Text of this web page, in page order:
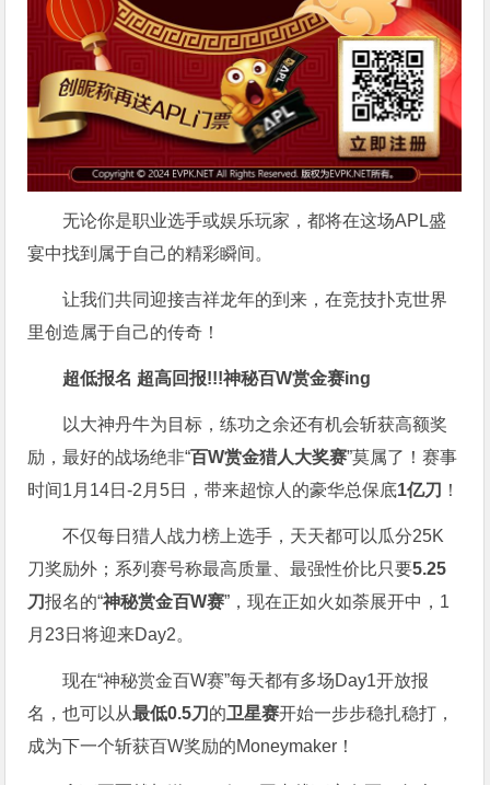
无论你是职业选手或娱乐玩家，都将在这场APL盛
宴中找到属于自己的精彩瞬间。
让我们共同迎接吉祥龙年的到来，在竞技扑克世界
里创造属于自己的传奇！
超低报名 超高回报!!!神秘百W赏金赛ing
以大神丹牛为目标，练功之余还有机会斩获高额奖
励，最好的战场绝非“百W赏金猎人大奖赛”莫属了！赛事
时间1月14日-2月5日，带来超惊人的豪华总保底1亿刀 ！
不仅每日猎人战力榜上选手，天天都可以瓜分25K
刀奖励外；系列赛号称最高质量、最强性价比只要5.25
刀报名的“神秘赏金百W赛”，现在正如火如荼展开中，1
月23日将迎来Day2。
现在“神秘赏金百W赛”每天都有多场Day1开放报
名，也可以从最低0.5刀 的卫星赛开始一步步稳扎稳打，
成为下一个斩获百W奖励的Moneymaker！